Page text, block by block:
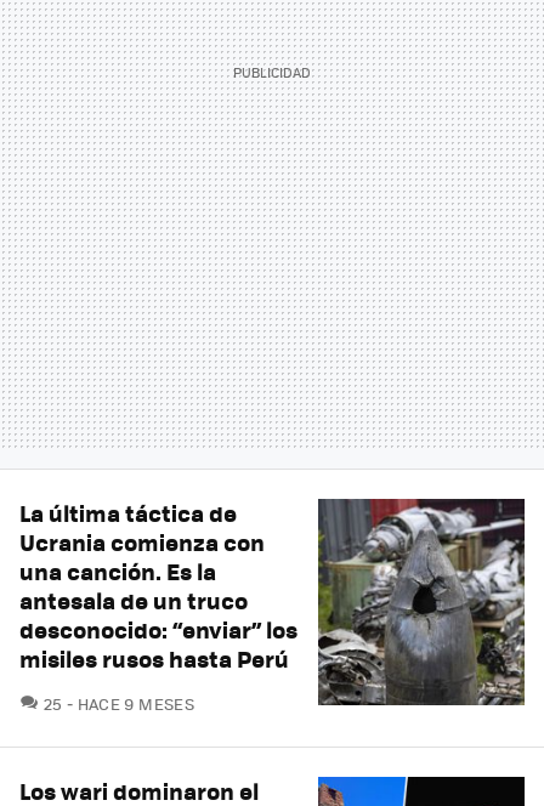
La última táctica de
Ucrania comienza con
una canción. Es la
antesala de un truco
desconocido: “enviar” los
misiles rusos hasta Perú
25 COMENTARIOS
HACE 9 MESES
Los wari dominaron el